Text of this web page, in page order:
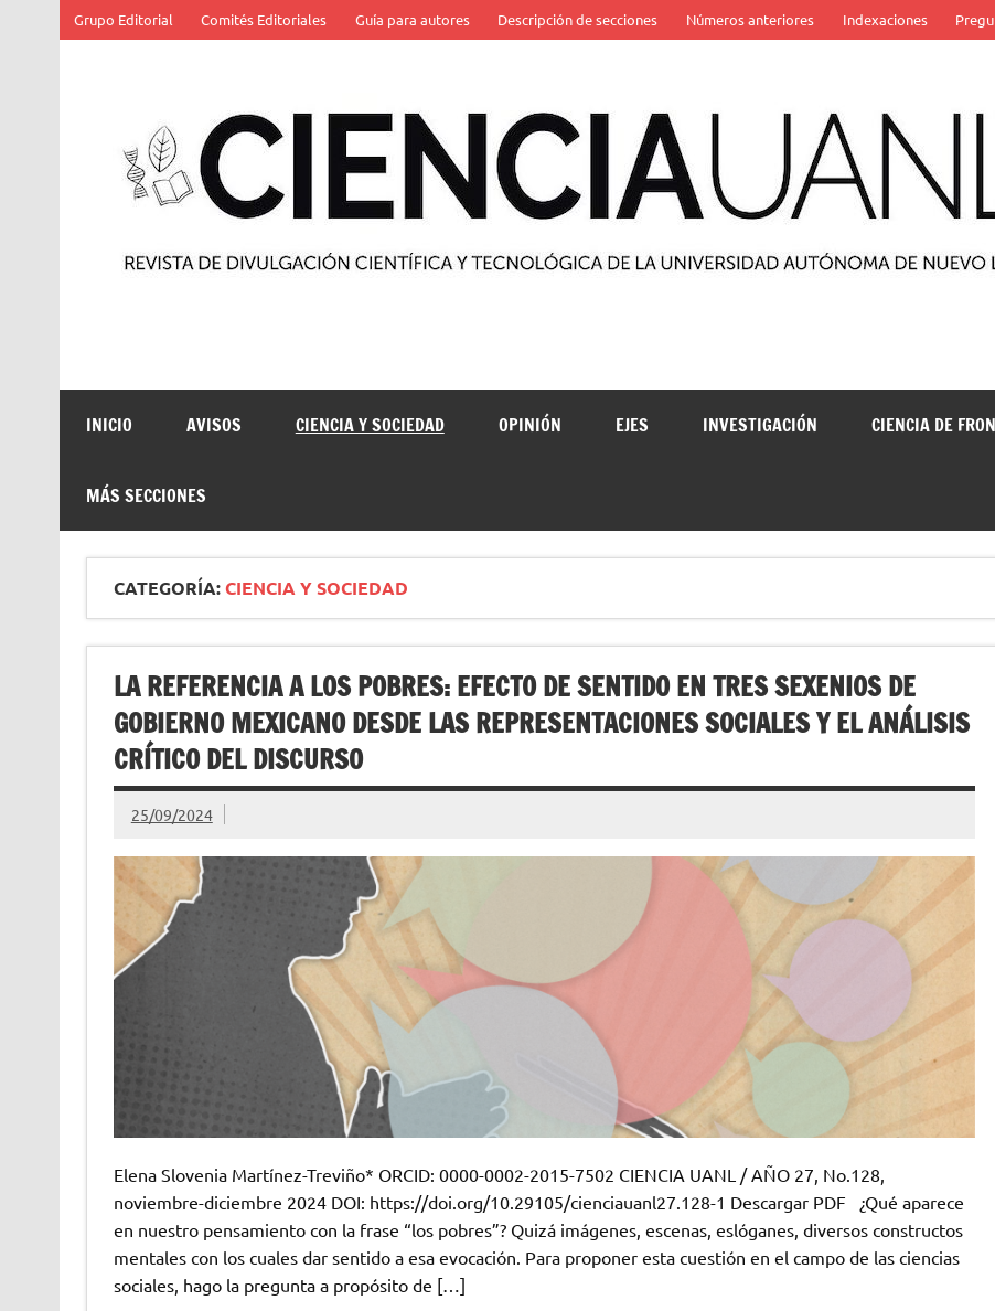
contenido
Grupo Editorial Comités Editoriales Guía para autores Descripción de secciones Números anteriores Indexaciones
INICIO AVISOS CIENCIA Y SOCIEDAD OPINIÓN EJES INVESTIGACIÓN CIENCIA DE
MÁS SECCIONES
CATEGORÍA:CIENCIA Y SOCIEDAD
LA REFERENCIA A LOS POBRES: EFECTO DE SENTIDO EN TRES SEXENIOS DE
GOBIERNO MEXICANO DESDE LAS REPRESENTACIONES SOCIALES Y EL ANÁLISIS
CRÍTICO DEL DISCURSO
25/09/2024
Elena Slovenia Martínez-Treviño* ORCID: 0000-0002-2015-7502 CIENCIA UANL / AÑO 27, No.128,
noviembre-diciembre 2024 DOI: https://doi.org/10.29105/cienciauanl27.128-1 Descargar PDF ¿Qué aparece
en nuestro pensamiento con la frase “los pobres”? Quizá imágenes, escenas, eslóganes, diversos constructos
mentales con los cuales dar sentido a esa evocación. Para proponer esta cuestión en el campo de las ciencias
sociales, hago la pregunta a propósito de […]